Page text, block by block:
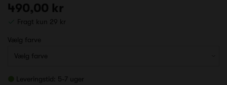
490,00 kr
Fragt kun 29 kr
Vælg farve
Leveringstid: 5-7 uger